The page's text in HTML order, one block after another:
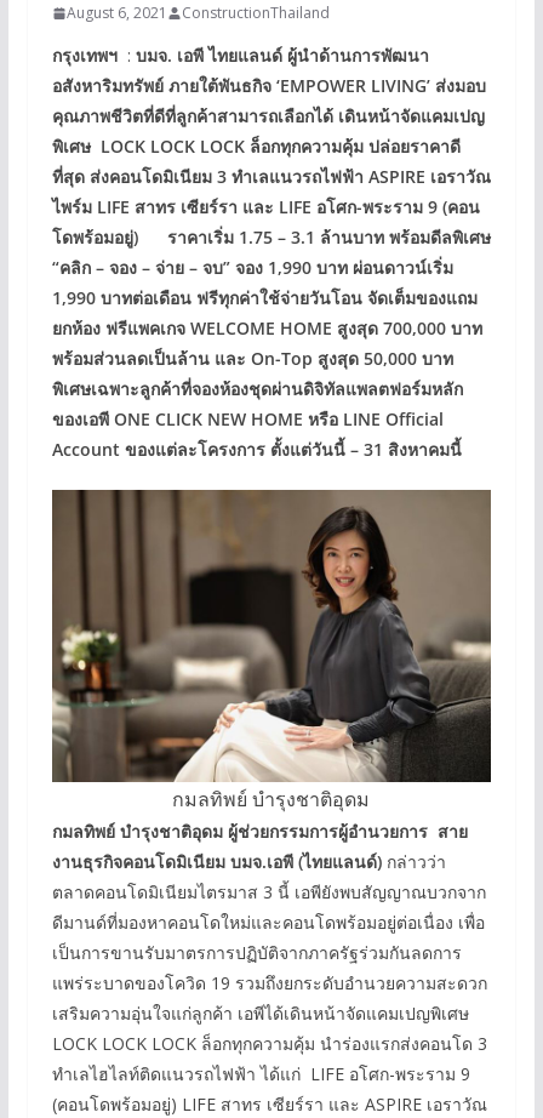
August 6, 2021 ConstructionThailand
กรุงเทพฯ : บมจ. เอพี ไทยแลนด์ ผู้นำด้านการพัฒนา
อสังหาริมทรัพย์ ภายใต้พันธกิจ ‘EMPOWER LIVING’ ส่งมอบ
คุณภาพชีวิตที่ดีที่ลูกค้าสามารถเลือกได้ เดินหน้าจัดแคมเปญ
พิเศษ LOCK LOCK LOCK ล็อกทุกความคุ้ม ปล่อยราคาดี
ที่สุด ส่งคอนโดมิเนียม 3 ทำเลแนวรถไฟฟ้า ASPIRE เอราวัณ
ไพร์ม LIFE สาทร เซียร์รา และ LIFE อโศก-พระราม 9 (คอน
โดพร้อมอยู่) ราคาเริ่ม 1.75 – 3.1 ล้านบาท พร้อมดีลพิเศษ
“คลิก – จอง – จ่าย – จบ” จอง 1,990 บาท ผ่อนดาวน์เริ่ม
1,990 บาทต่อเดือน ฟรีทุกค่าใช้จ่ายวันโอน จัดเต็มของแถม
ยกห้อง ฟรีแพคเกจ WELCOME HOME สูงสุด 700,000 บาท
พร้อมส่วนลดเป็นล้าน และ On-Top สูงสุด 50,000 บาท
พิเศษเฉพาะลูกค้าที่จองห้องชุดผ่านดิจิทัลแพลตฟอร์มหลัก
ของเอพี ONE CLICK NEW HOME หรือ LINE Official
Account ของแต่ละโครงการ ตั้งแต่วันนี้ – 31 สิงหาคมนี้
กมลทิพย์ บำรุงชาติอุดม
กมลทิพย์ บำรุงชาติอุดม ผู้ช่วยกรรมการผู้อำนวยการ สาย
งานธุรกิจคอนโดมิเนียม บมจ.เอพี (ไทยแลนด์)กล่าวว่า
ตลาดคอนโดมิเนียมไตรมาส 3 นี้ เอพียังพบสัญญาณบวกจาก
ดีมานด์ที่มองหาคอนโดใหม่และคอนโดพร้อมอยู่ต่อเนื่อง เพื่อ
เป็นการขานรับมาตรการปฏิบัติจากภาครัฐร่วมกันลดการ
แพร่ระบาดของโควิด 19 รวมถึงยกระดับอำนวยความสะดวก
เสริมความอุ่นใจแก่ลูกค้า เอพีได้เดินหน้าจัดแคมเปญพิเศษ
LOCK LOCK LOCK ล็อกทุกความคุ้ม นำร่องแรกส่งคอนโด 3
ทำเลไฮไลท์ติดแนวรถไฟฟ้า ได้แก่ LIFE อโศก-พระราม 9
(คอนโดพร้อมอยู่) LIFE สาทร เซียร์รา และ ASPIRE เอราวัณ